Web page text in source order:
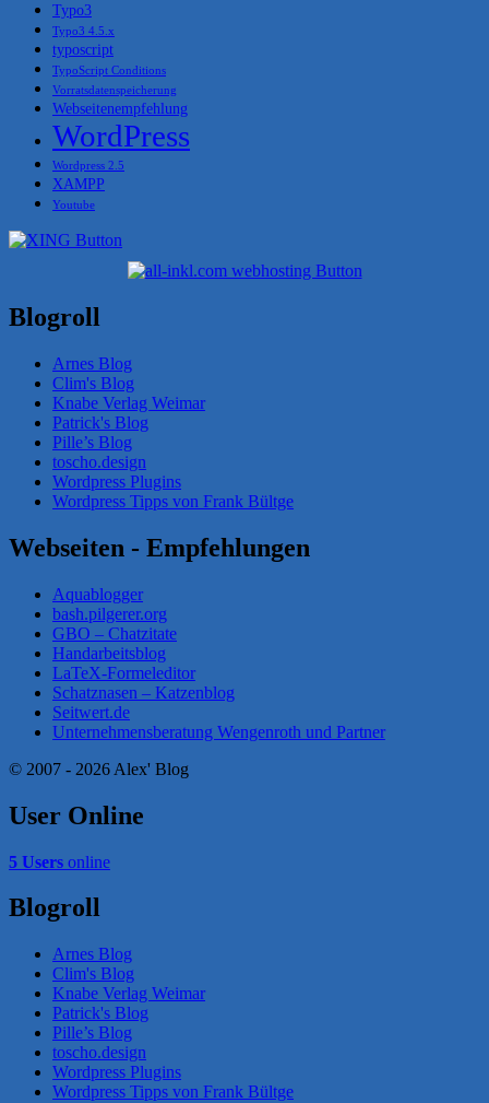
Typo3
Typo3 4.5.x
typoscript
TypoScript Conditions
Vorratsdatenspeicherung
Webseitenempfehlung
WordPress
Wordpress 2.5
XAMPP
Youtube
Blogroll
Arnes Blog
Clim's Blog
Knabe Verlag Weimar
Patrick's Blog
Pille’s Blog
toscho.design
Wordpress Plugins
Wordpress Tipps von Frank Bültge
Webseiten - Empfehlungen
Aquablogger
bash.pilgerer.org
GBO – Chatzitate
Handarbeitsblog
LaTeX-Formeleditor
Schatznasen – Katzenblog
Seitwert.de
Unternehmensberatung Wengenroth und Partner
© 2007 - 2026 Alex' Blog
User Online
5 Users online
Blogroll
Arnes Blog
Clim's Blog
Knabe Verlag Weimar
Patrick's Blog
Pille’s Blog
toscho.design
Wordpress Plugins
Wordpress Tipps von Frank Bültge